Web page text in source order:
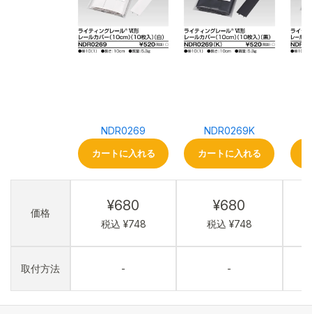
価格
取付方法
NDR0269
カートに入れる
¥680
税込 ¥748
-
NDR0269K
カートに入れる
¥680
税込 ¥748
-